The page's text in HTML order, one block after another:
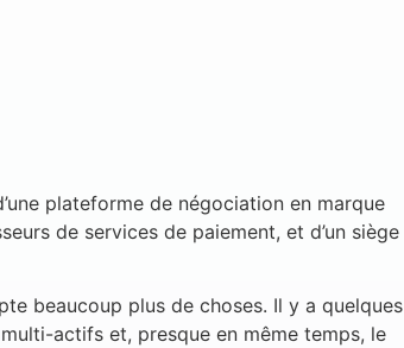
plateforme de négociation en marque
de services de paiement, et d’un siège
beaucoup plus de choses. Il y a quelques
actifs et, presque en même temps, le